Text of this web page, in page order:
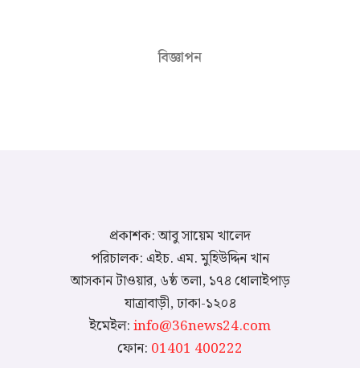
বিজ্ঞাপন
প্রকাশক: আবু সায়েম খালেদ
পরিচালক: এইচ. এম. মুহিউদ্দিন খান
আসকান টাওয়ার, ৬ষ্ঠ তলা, ১৭৪ ধোলাইপাড়
যাত্রাবাড়ী, ঢাকা-১২০৪
ইমেইল:info@36news24.com
ফোন: 01401 400222